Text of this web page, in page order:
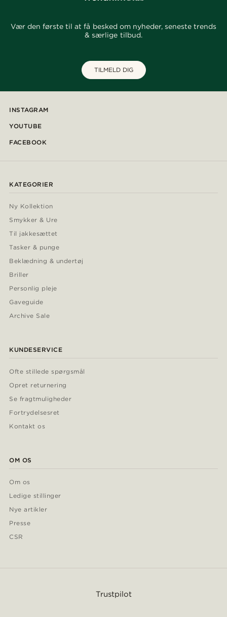
Vær den første til at få besked om nyheder, seneste trends
& særlige tilbud.
TILMELD DIG
INSTAGRAM
YOUTUBE
FACEBOOK
KATEGORIER
Ny Kollektion
Smykker & Ure
Til jakkesættet
Tasker & punge
Beklædning & undertøj
Briller
Personlig pleje
Gaveguide
Archive Sale
KUNDESERVICE
Ofte stillede spørgsmål
Opret returnering
Se fragtmuligheder
Fortrydelsesret
Kontakt os
OM OS
Om os
Ledige stillinger
Nye artikler
Presse
CSR
Trustpilot